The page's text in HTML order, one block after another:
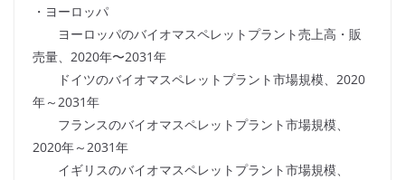
・ヨーロッパ
ヨーロッパのバイオマスペレットプラント売上高・販
売量、2020年〜2031年
ドイツのバイオマスペレットプラント市場規模、2020
年～2031年
フランスのバイオマスペレットプラント市場規模、
2020年～2031年
イギリスのバイオマスペレットプラント市場規模、